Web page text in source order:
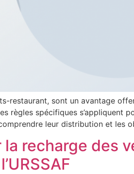
restaurant, sont un avantage
règles spécifiques s’appliquent
leur distribution et les
recharge des